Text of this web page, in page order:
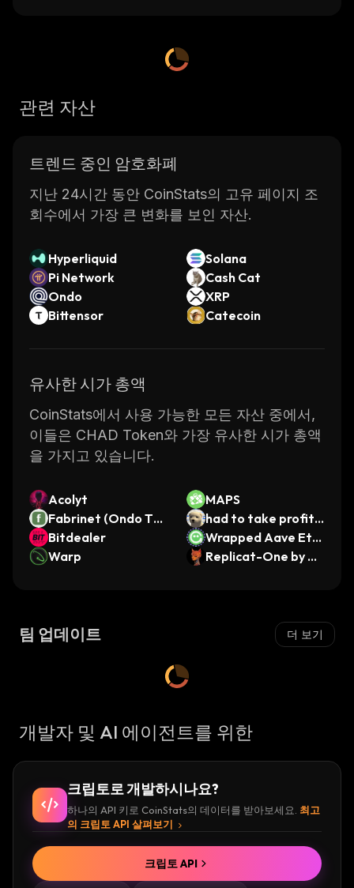
관련 자산
트렌드 중인 암호화폐
지난 24시간 동안 CoinStats의 고유 페이지 조
회수에서 가장 큰 변화를 보인 자산.
Hyperliquid
Solana
Pi Network
Cash Cat
Ondo
XRP
Bittensor
Catecoin
유사한 시가 총액
CoinStats에서 사용 가능한 모든 자산 중에서,
이들은 CHAD Token와 가장 유사한 시가 총액
을 가지고 있습니다.
Acolyt
MAPS
Fabrinet (Ondo Tok
enized)
had to take profits
sir
Bitdealer
Wrapped Aave Eth
ereum Lido GHO
Warp
Replicat-One by Vir
팀 업데이트 더 보기
개발자 및 AI 에이전트를 위한
크립토로 개발하시나요?
하나의 API 키로 CoinStats의 데이터를 받아보세요. 최고
의 크립토 API 살펴보기
크립토 API